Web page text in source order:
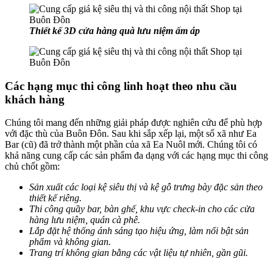
Thiết kế 3D cửa hàng quà lưu niệm ấm áp
Các hạng mục thi công linh hoạt theo nhu cầu
khách hàng
Chúng tôi mang đến những giải pháp được nghiên cứu để phù hợp
với đặc thù của Buôn Đôn. Sau khi sắp xếp lại, một số xã như Ea
Bar (cũ) đã trở thành một phần của xã Ea Nuôl mới. Chúng tôi có
khả năng cung cấp các sản phẩm đa dạng với các hạng mục thi công
chủ chốt gồm:
Sản xuất các loại kệ siêu thị và kệ gỗ trưng bày đặc sản theo
thiết kế riêng.
Thi công quầy bar, bàn ghế, khu vực check-in cho các cửa
hàng lưu niệm, quán cà phê.
Lắp đặt hệ thống ánh sáng tạo hiệu ứng, làm nổi bật sản
phẩm và không gian.
Trang trí không gian bằng các vật liệu tự nhiên, gần gũi.